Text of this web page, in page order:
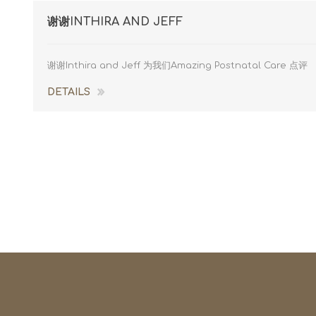
谢谢INTHIRA AND JEFF
谢谢Inthira and Jeff 为我们Amazing Postnatal Care 点评
DETAILS